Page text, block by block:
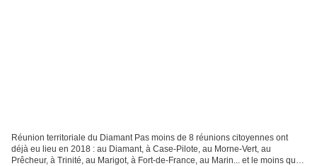
Réunion territoriale du Diamant Pas moins de 8 réunions citoyennes ont
déjà eu lieu en 2018 : au Diamant, à Case-Pilote, au Morne-Vert, au
Prêcheur, à Trinité, au Marigot, à Fort-de-France, au Marin... et le moins que